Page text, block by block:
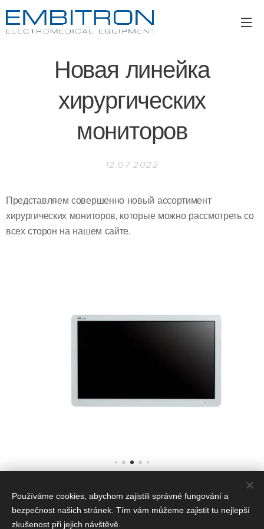
Новая линейка
хирургических
мониторов
12.07.2022
Представляем совершенно новый ассортимент
хирургических мониторов, которые можно рассмотреть со
всех сторон на нашем сайте.
© 2016-2025 EMBITRON s.r.o
č.p. 290, 330 23 Vochov
Používáme cookies, abychom zajistili správné fungování a
bezpečnost našich stránek. Tím vám můžeme zajistit tu nejlepší
zkušenost při jejich návštěvě.